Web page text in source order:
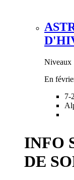
Niveaux
En
7-
INFO
DE